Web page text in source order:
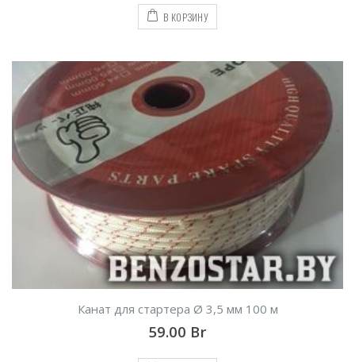
В КОРЗИНУ
Канат для стартера Ø 3,5 мм 100 м
59.00 Br